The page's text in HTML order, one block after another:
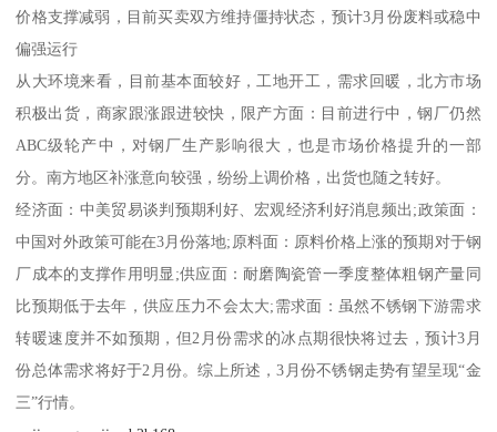
价格支撑减弱，目前买卖双方维持僵持状态，预计3月份废料或稳中
偏强运行
从大环境来看，目前基本面较好，工地开工，需求回暖，北方市场
积极出货，商家跟涨跟进较快，限产方面：目前进行中，钢厂仍然
ABC级轮产中，对钢厂生产影响很大，也是市场价格提升的一部
分。南方地区补涨意向较强，纷纷上调价格，出货也随之转好。
经济面：中美贸易谈判预期利好、宏观经济利好消息频出;政策面：
中国对外政策可能在3月份落地;原料面：原料价格上涨的预期对于钢
厂成本的支撑作用明显;供应面：耐磨陶瓷管一季度整体粗钢产量同
比预期低于去年，供应压力不会太大;需求面：虽然不锈钢下游需求
转暖速度并不如预期，但2月份需求的冰点期很快将过去，预计3月
份总体需求将好于2月份。综上所述，3月份不锈钢走势有望呈现“金
三”行情。